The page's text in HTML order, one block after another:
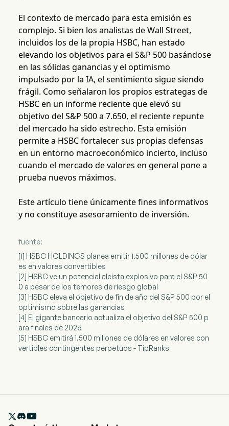
El contexto de mercado para esta emisión es
complejo. Si bien los analistas de Wall Street,
incluidos los de la propia HSBC, han estado
elevando los objetivos para el S&P 500 basándose
en las sólidas ganancias y el optimismo
impulsado por la IA, el sentimiento sigue siendo
frágil. Como señalaron los propios estrategas de
HSBC en un informe reciente que elevó su
objetivo del S&P 500 a 7.650, el reciente repunte
del mercado ha sido estrecho. Esta emisión
permite a HSBC fortalecer sus propias defensas
en un entorno macroeconómico incierto, incluso
cuando el mercado de valores en general pone a
prueba nuevos máximos.
Este artículo tiene únicamente fines informativos
y no constituye asesoramiento de inversión.
fuente:
[1] HSBC HOLDINGS planea emitir 1.500 millones de dólar
es en valores convertibles
[2] HSBC ve un potencial alcista explosivo para el S&P 50
0 a pesar de los temores de riesgo global
[3] HSBC eleva el objetivo de fin de año del S&P 500 por el
optimismo sobre las ganancias
[4] El gigante bancario actualiza el objetivo del S&P 500 p
ara finales de 2026
[5] HSBC emitirá 1.500 millones de dólares en valores con
vertibles contingentes perpetuos - TipRanks
